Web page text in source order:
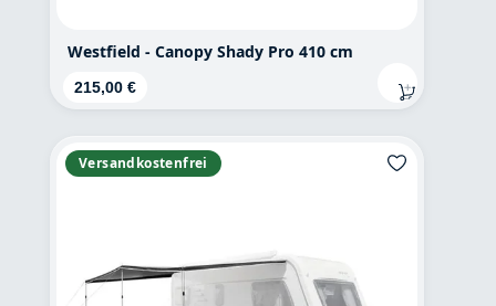
Westfield - Canopy Shady Pro 410 cm
Regulärer Preis:
215,00 €
Versandkostenfrei